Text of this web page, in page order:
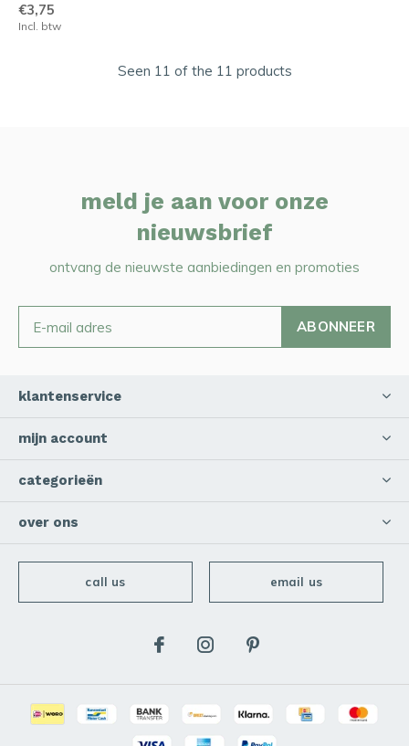
€3,75
Incl. btw
Seen 11 of the 11 products
meld je aan voor onze
nieuwsbrief
ontvang de nieuwste aanbiedingen en promoties
ABONNEER
klantenservice
mijn account
categorieën
over ons
call us email us